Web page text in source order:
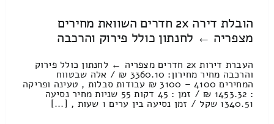
הובלת דירה 2x חדרים השוואת מחירים
מצפריה ← לחנתון כולל פירוק והרכבה
העברת דירות 2x חדרים מצפריה ← לחנתון כולל פירוק
והרכבה מחיר מחירון: 3360.10 ₪ / אלה שבטווח
המחירים 4100 – 3100 ₪ עבודות סבלות , טעינה ופריקה
: 1453.32 ₪ / זמן : 45 דקות 55 שניות מחיר נסיעה
1340.51 שקל / זמן נסיעה בין ערים 1 שעות , [...]